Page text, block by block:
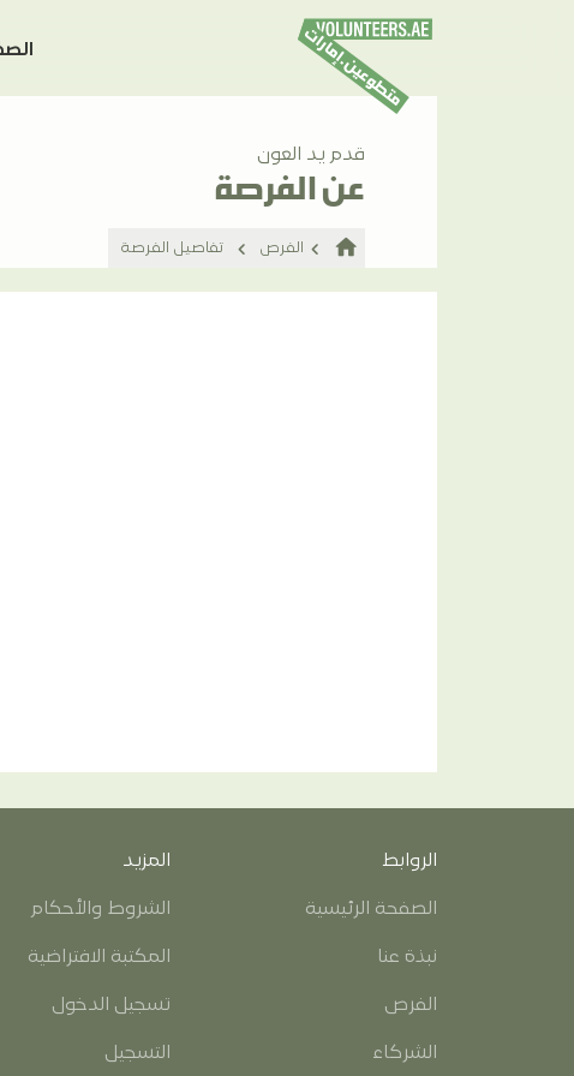
قدم يد العون
عن الفرصة
home الفرص تفاصيل الفرصة
الروابط
الصفحة الرئيسية
نبذة عنا
الفرص
الشركاء
المزيد
الشروط والأحكام
المكتبة الافتراضية
تسجيل الدخول
التسجيل